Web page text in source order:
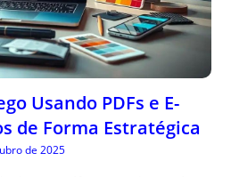
Usando PDFs e E-
de Forma Estratégica
de 2025